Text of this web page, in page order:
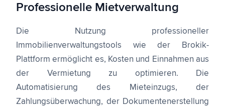
Professionelle Mietverwaltung
Die Nutzung professioneller
Immobilienverwaltungstools wie der Brokik-
Plattform ermöglicht es, Kosten und Einnahmen aus
der Vermietung zu optimieren. Die
Automatisierung des Mieteinzugs, der
Zahlungsüberwachung, der Dokumentenerstellung